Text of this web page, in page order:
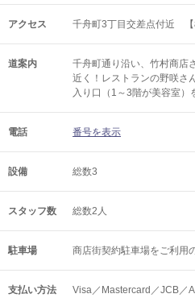
アクセス 千舟町3丁目交差点付近 【
道案内
千舟町通り沿い、竹村商店
近く！レストランの野咲さ
入り口（1～3階が美容室）
電話 番号を表示
設備 総数3
スタッフ数 総数2人
駐車場 商店街契約駐車場をご利用
支払い方法
Visa／Mastercard／JCB／